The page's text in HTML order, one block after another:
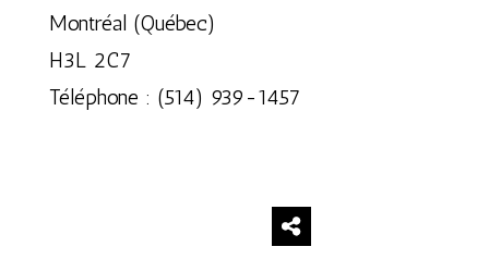
Montréal (Québec)
H3L 2C7
Téléphone : (514) 939-1457